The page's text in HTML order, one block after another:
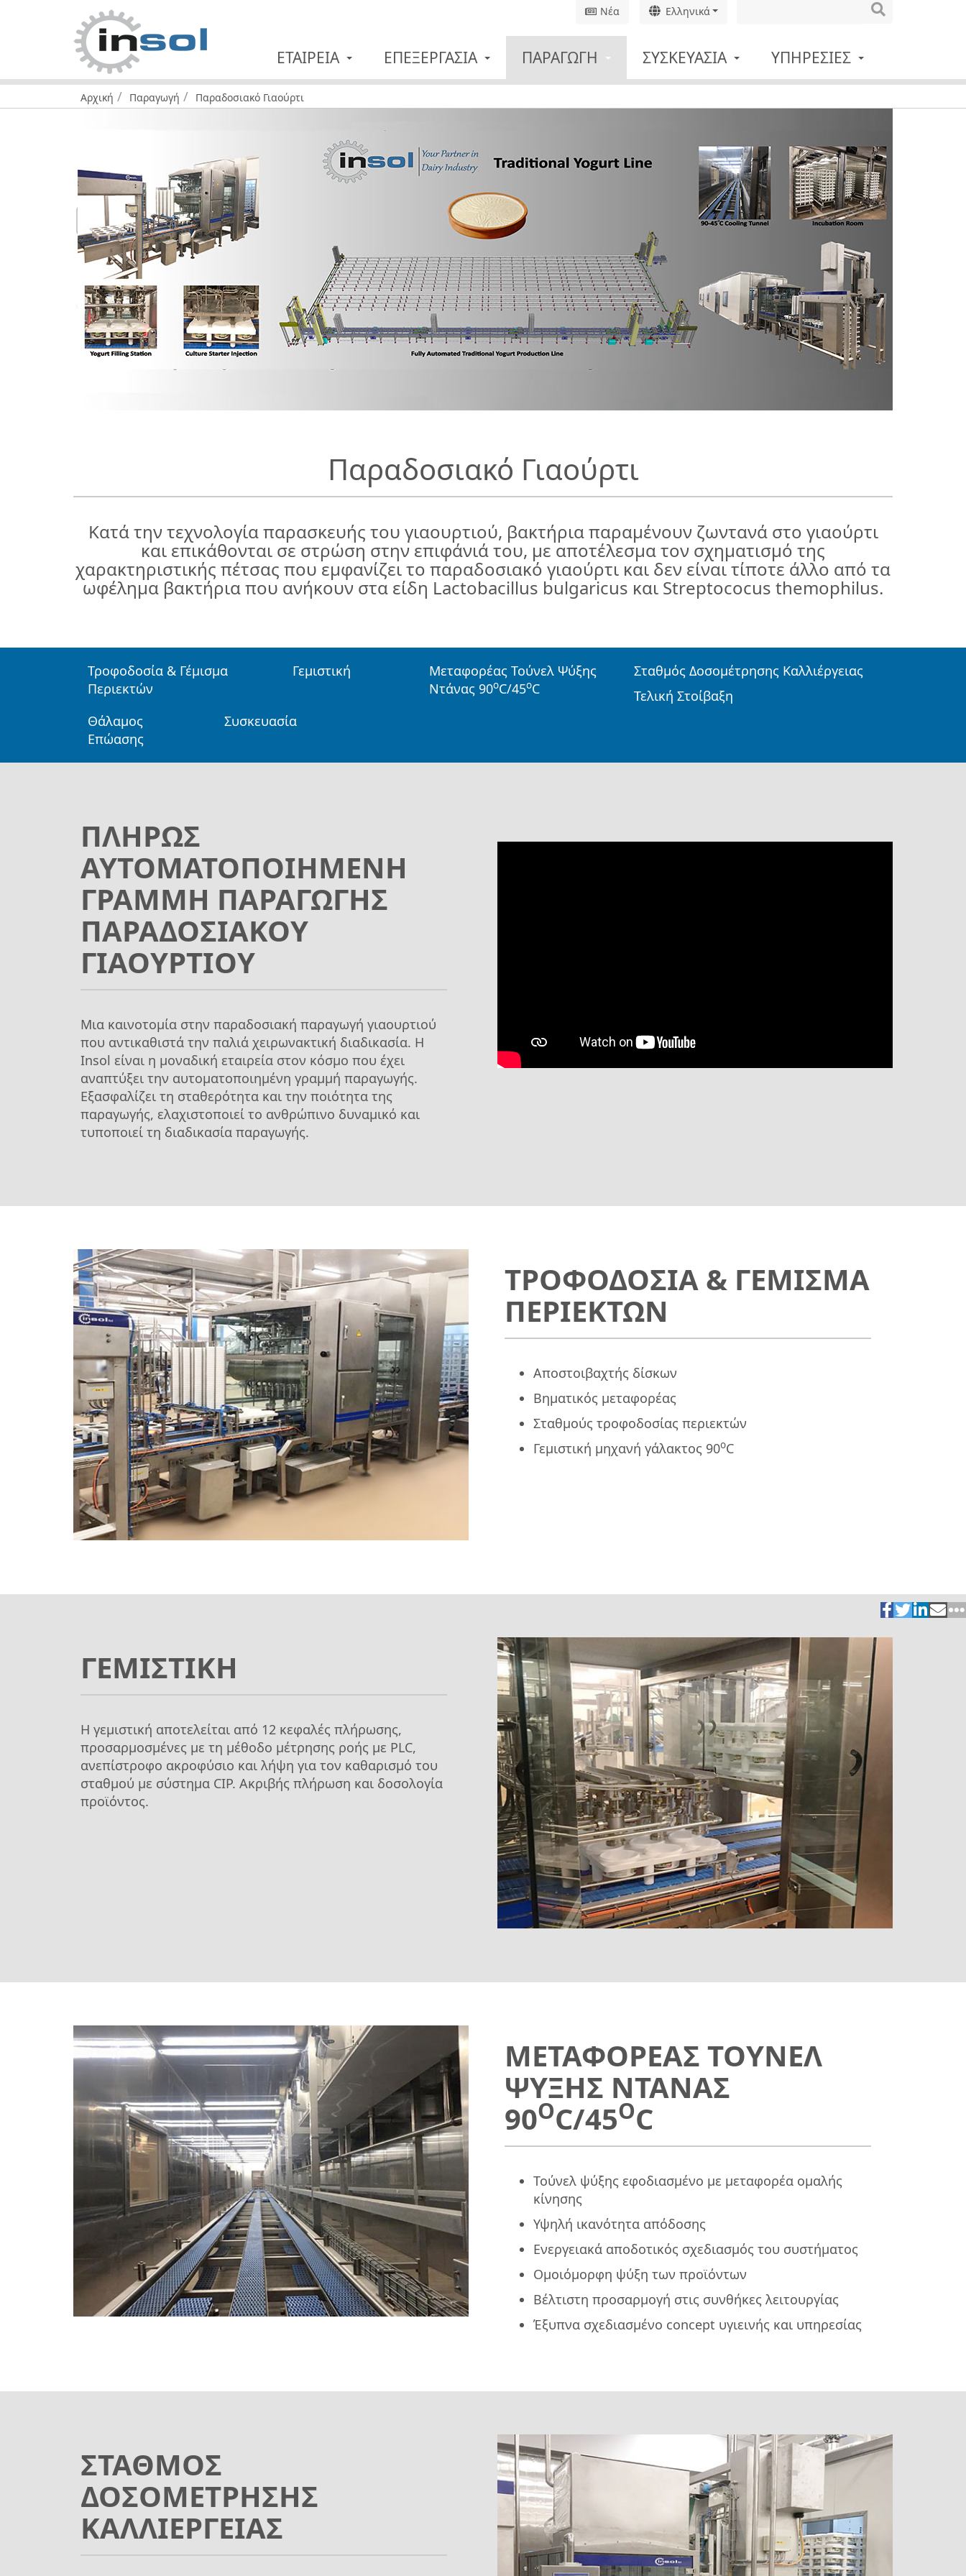
Νέα Ελληνικά
ΕΤΑΙΡΕΊΑ ΕΠΕΞΕΡΓΑΣΊΑ ΠΑΡΑΓΩΓΉ ΣΥΣΚΕΥΑΣΊΑ ΥΠΗΡΕΣΊΕΣ
Βρίσκεστε
Αρχική Παραγωγή Παραδοσιακό Γιαούρτι
Παραδοσιακό Γιαούρτι
Κατά την τεχνολογία παρασκευής του γιαουρτιού, βακτήρια παραμένουν ζωντανά στο γιαούρτι
και επικάθονται σε στρώση στην επιφάνιά του, με αποτέλεσμα τον σχηματισμό της
χαρακτηριστικής πέτσας που εμφανίζει το παραδοσιακό γιαούρτι και δεν είναι τίποτε άλλο από τα
ωφέλημα βακτήρια που ανήκουν στα είδη Lactobacillus bulgaricus και Streptococus themophilus.
Τροφοδοσία & Γέμισμα
Περιεκτών
Γεμιστική
Μεταφορέας Τούνελ Ψύξης
Ντάνας 90oC/45oC
Σταθμός Δοσομέτρησης Καλλιέργειας
Τελική Στοίβαξη
Θάλαμος
Επώασης
Συσκευασία
ΠΛΉΡΩΣ
ΑΥΤΟΜΑΤΟΠΟΙΗΜΈΝΗ
ΓΡΑΜΜΉ ΠΑΡΑΓΩΓΉΣ
ΠΑΡΑΔΟΣΙΑΚΟΎ
ΓΙΑΟΥΡΤΙΟΎ
Μια καινοτομία στην παραδοσιακή παραγωγή γιαουρτιού
που αντικαθιστά την παλιά χειρωνακτική διαδικασία. Η
Insol είναι η μοναδική εταιρεία στον κόσμο που έχει
αναπτύξει την αυτοματοποιημένη γραμμή παραγωγής.
Εξασφαλίζει τη σταθερότητα και την ποιότητα της
παραγωγής, ελαχιστοποιεί το ανθρώπινο δυναμικό και
τυποποιεί τη διαδικασία παραγωγής.
ΤΡΟΦΟΔΟΣΙΑ & ΓΕΜΙΣΜΑ
ΠΕΡΙΕΚΤΩΝ
Αποστοιβαχτής δίσκων
Βηματικός μεταφορέας
Σταθμούς τροφοδοσίας περιεκτών
Γεμιστική μηχανή γάλακτος 90οC
ΓΕΜΙΣΤΙΚΗ
Η γεμιστική αποτελείται από 12 κεφαλές πλήρωσης,
προσαρμοσμένες με τη μέθοδο μέτρησης ροής με PLC,
ανεπίστροφο ακροφύσιο και λήψη για τον καθαρισμό του
σταθμού με σύστημα CIP. Ακριβής πλήρωση και δοσολογία
προϊόντος.
ΜΕΤΑΦΟΡΕΑΣ ΤΟΥΝΕΛ
ΨΥΞΗΣ ΝΤΑΝΑΣ
90ΟC/45ΟC
Τούνελ ψύξης εφοδιασμένο με μεταφορέα ομαλής
κίνησης
Υψηλή ικανότητα απόδοσης
Ενεργειακά αποδοτικός σχεδιασμός του συστήματος
Ομοιόμορφη ψύξη των προϊόντων
Βέλτιστη προσαρμογή στις συνθήκες λειτουργίας
Έξυπνα σχεδιασμένο concept υγιεινής και υπηρεσίας
ΣΤΑΘΜΟΣ
ΔΟΣΟΜΕΤΡΗΣΗΣ
ΚΑΛΛΙΕΡΓΕΙΑΣ